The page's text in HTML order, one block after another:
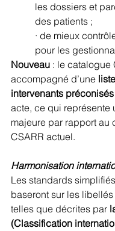
les dossiers et
des patients ;
· de mieux
pour les
Nouveau : le catalogue
accompagné d’une
intervenants préconisés
acte, ce qui représente
majeure par rapport au
CSARR actuel.
Harmonisation
Les standards
baseront sur les
telles que décrites par
(Classification